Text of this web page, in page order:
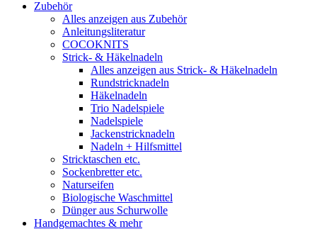
Zubehör
Alles anzeigen aus Zubehör
Anleitungsliteratur
COCOKNITS
Strick- & Häkelnadeln
Alles anzeigen aus Strick- & Häkelnadeln
Rundstricknadeln
Häkelnadeln
Trio Nadelspiele
Nadelspiele
Jackenstricknadeln
Nadeln + Hilfsmittel
Stricktaschen etc.
Sockenbretter etc.
Naturseifen
Biologische Waschmittel
Dünger aus Schurwolle
Handgemachtes & mehr